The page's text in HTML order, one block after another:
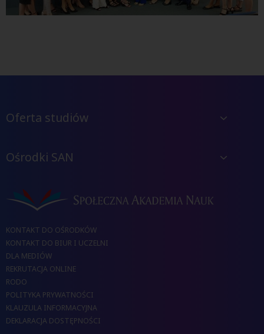
Oferta studiów
Ośrodki SAN
KONTAKT DO OŚRODKÓW
KONTAKT DO BIUR I UCZELNI
DLA MEDIÓW
REKRUTACJA ONLINE
RODO
POLITYKA PRYWATNOŚCI
KLAUZULA INFORMACYJNA
DEKLARACJA DOSTĘPNOŚCI